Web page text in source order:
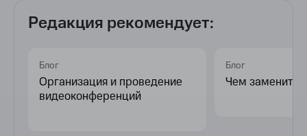
Редакция рекомендует:
Блог
Организация и проведение
видеоконференций
Блог
Чем заменить